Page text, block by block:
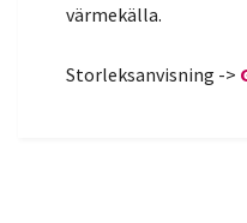
värmekälla.
Storleksanvisning ->